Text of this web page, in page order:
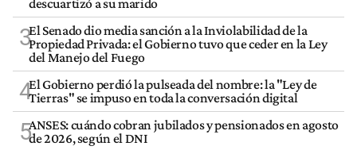
3El Senado dio media sanción a la Inviolabilidad de la
Propiedad Privada: el Gobierno tuvo que ceder en la Ley
del Manejo del Fuego
4El Gobierno perdió la pulseada del nombre: la "Ley de
Tierras" se impuso en toda la conversación digital
5ANSES: cuándo cobran jubilados y pensionados en agosto
de 2026, según el DNI